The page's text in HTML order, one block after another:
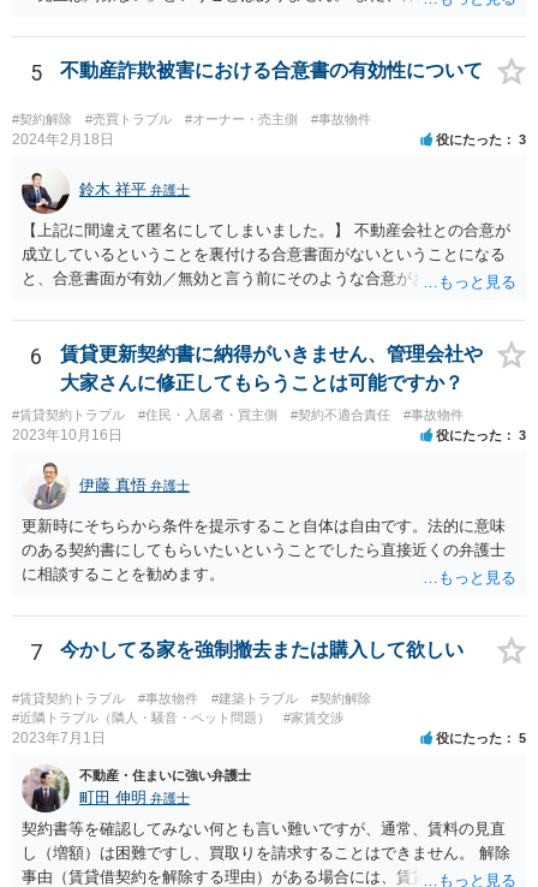
になれば、買主に対して善管注意義務違反を負う可能性はあります。
契約不適合の責任追及は、専門性の高い分野ですので、個人での対応
は難しいと思われます。 お住まいの地域の不動産問題に詳しい弁護士
の法律事務所に資料を持参して直接ご相談された方がよいです。
5 不動産詐欺被害における合意書の有効性について
#契約解除 #売買トラブル #オーナー・売主側 #事故物件
2024年2月18日 役にたった 3
鈴木 祥平 弁護士
【上記に間違えて匿名にしてしまいました。】 不動産会社との合意が
成立しているということを裏付ける合意書面がないということになる
と、合意書面が有効／無効と言う前にそのような合意がお互いになさ
ーに録音をしている「合意書は渡します。」と言う内容では、直ちに
合意が成立したということを裏付けられるかというと疑問です。 相手
方が「合意書面に違反しているから白紙撤回する。」と主張している
ことをもって、「合意が成立していたから「白紙撤回」されているの
である（成立していないのであれば、合意違反がそもそも生じないは
ず）」として、その上で、「今後連絡を取らない」ということが契約
の解除事由にはならないという主張を組み立てる事になろうかと思い
ます。 ただ、いずれにしても、「不動産を買い取る」というのは、い
くらの金額でいつどのように代金が支払われるのかなど具体的な内容
が定まっているかどうかが気になるところです。売買契約の主張・立
証はかなり難しいのではないかと思料いたします。
6
賃貸更新契約書に納得がいきません、管理会社や
大家さんに修正してもらうことは可能ですか？
#賃貸契約トラブル #住民・入居者・買主側 #契約不適合責任 #事故物件
2023年10月16日 役にたった 3
伊藤 真悟 弁護士
更新時にそちらから条件を提示すること自体は自由です。法的に意味
のある契約書にしてもらいたいということでしたら直接近くの弁護士
に相談することを勧めます。
7 今かしてる家を強制撤去または購入して欲しい
#賃貸契約トラブル #事故物件 #建築トラブル
#契約解除
#近隣トラブル（隣人・騒音・ペット問題）
#家賃交渉
2023年7月1日 役にたった 5
不動産・住まいに強い弁護士
町田 伸明 弁護士
契約書等を確認してみない何とも言い難いですが、通常、賃料の見直
し（増額）は困難ですし、買取りを請求することはできません。 解除
事由（賃貸借契約を解除する理由）がある場合には、賃貸借契約を解